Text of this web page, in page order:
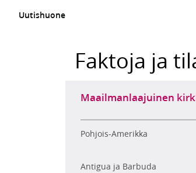
Uutishuone
Faktoja ja
Maailmanlaajuinen
Pohjois-Amerikka
Antigua ja Barbuda